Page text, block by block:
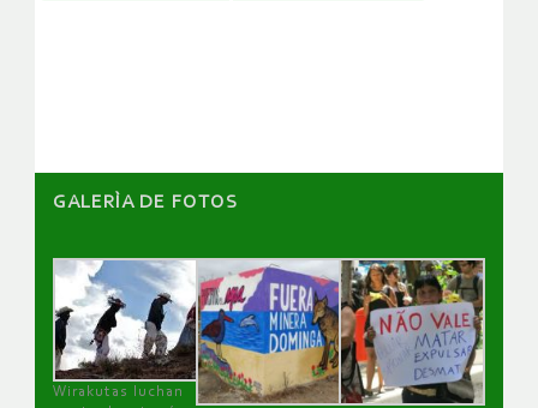
GALERÌA DE FOTOS
Wirakutas luchan